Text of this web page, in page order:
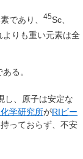
であり、 45Sc、
りも重い元素は全
ある。
し、原子は安定な
学研究所がRIビー
っておらず、不安